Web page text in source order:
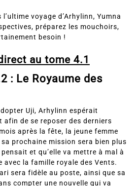
voyage d’Arhylinn, Yumna
préparez les mouchoirs,
besoin !
au tome 4.1
: Le Royaume des
Uji, Arhylinn espérait
afin de se reposer des derniers
après la fête, la jeune femme
prochaine mission sera bien plus
pensait et qu’elle va mettre à mal à
la famille royale des Vents.
sera fidèle au poste, ainsi que sa
compter une nouvelle qui va